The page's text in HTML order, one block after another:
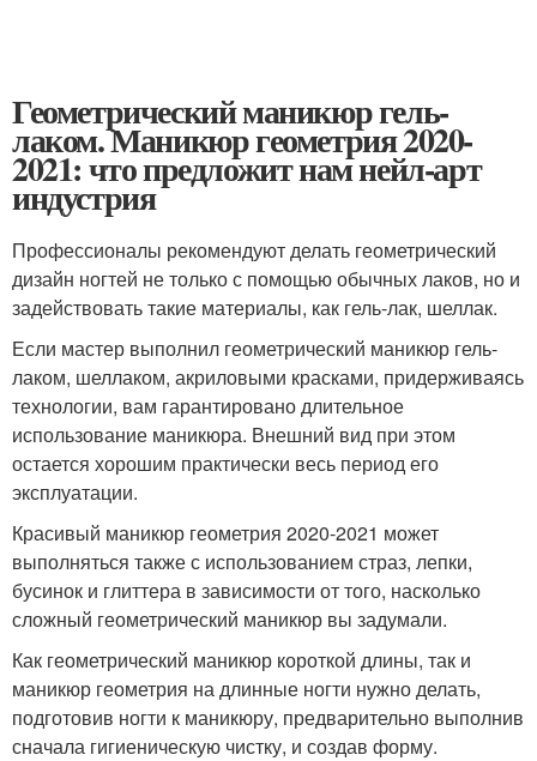
Геометрический маникюр гель-
лаком. Маникюр геометрия 2020-
2021: что предложит нам нейл-арт
индустрия
Профессионалы рекомендуют делать геометрический
дизайн ногтей не только с помощью обычных лаков, но и
задействовать такие материалы, как гель-лак, шеллак.
Если мастер выполнил геометрический маникюр гель-
лаком, шеллаком, акриловыми красками, придерживаясь
технологии, вам гарантировано длительное
использование маникюра. Внешний вид при этом
остается хорошим практически весь период его
эксплуатации.
Красивый маникюр геометрия 2020-2021 может
выполняться также с использованием страз, лепки,
бусинок и глиттера в зависимости от того, насколько
сложный геометрический маникюр вы задумали.
Как геометрический маникюр короткой длины, так и
маникюр геометрия на длинные ногти нужно делать,
подготовив ногти к маникюру, предварительно выполнив
сначала гигиеническую чистку, и создав форму.